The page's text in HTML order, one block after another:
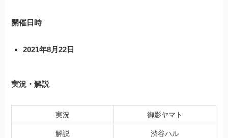
開催日時
2021年8月22日
実況・解説
実況 御影ヤマト
解説 渋谷ハル